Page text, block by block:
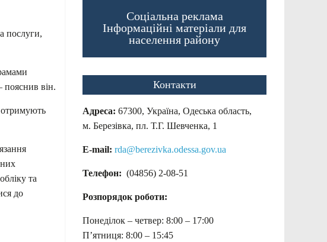
послуги,
пояснив він.
отримують
та
до
Соціальна реклама
Інформаційні матеріали для
населення району
Контакти
Адреса: 67300, Україна, Одеська область,
м. Березівка, пл. Т.Г. Шевченка, 1
E-mail: rda@berezivka.odessa.gov.ua
Телефон: (04856) 2-08-51
Розпорядок роботи:
Понеділок – четвер: 8:00 – 17:00
П’ятниця: 8:00 – 15:45